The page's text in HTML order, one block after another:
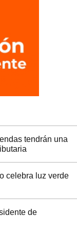
tendrán una
celebra luz verde
de